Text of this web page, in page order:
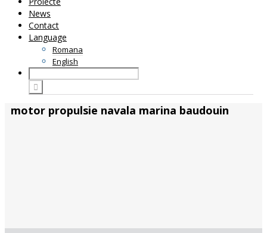
News
Contact
Language
Romana
English
motor propulsie navala marina baudouin